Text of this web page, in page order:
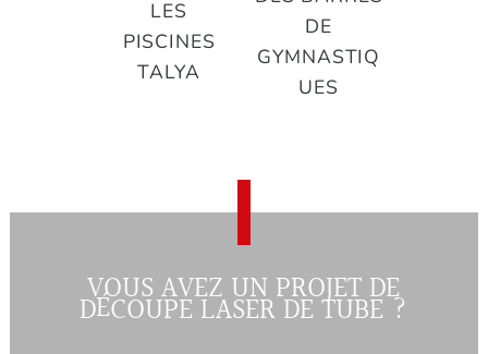
LES
PISCINES
TALYA
DE
GYMNASTIQ
UES
VOUS AVEZ UN PROJET DE
DÉCOUPE LASER DE TUBE ?